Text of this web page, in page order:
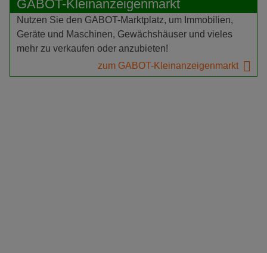
GABOT-Kleinanzeigenmarkt
Nutzen Sie den GABOT-Marktplatz, um Immobilien,
Geräte und Maschinen, Gewächshäuser und vieles
mehr zu verkaufen oder anzubieten!
zum GABOT-Kleinanzeigenmarkt